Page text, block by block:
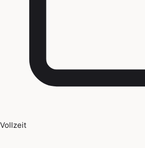
Vollzeit